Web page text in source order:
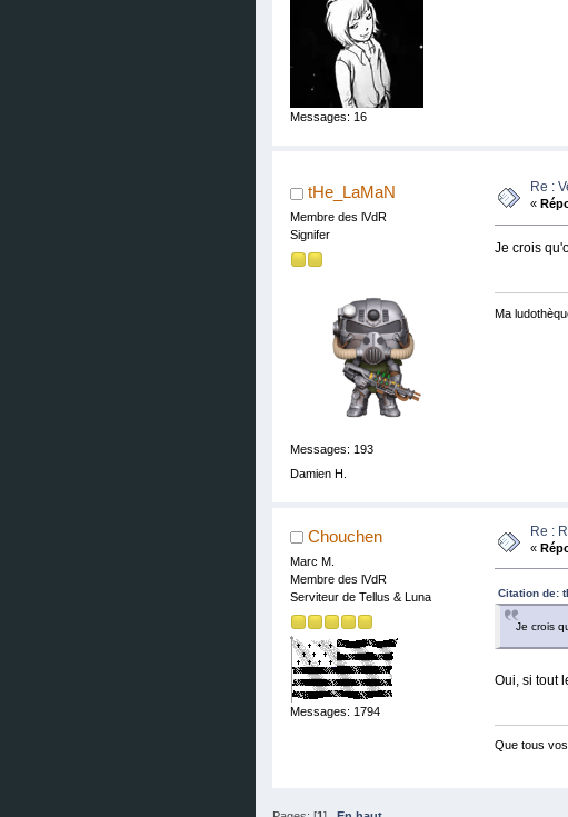
Messages: 16
tHe_LaMaN
Membre des lVdR
Signifer
Messages: 193
Damien H.
Re :
«
Je crois
Ma
Chouchen
Marc M.
Membre des lVdR
Serviteur de Tellus & Luna
Messages: 1794
Re :
«
Citation de:
Je crois
Oui, si tout
Que tous